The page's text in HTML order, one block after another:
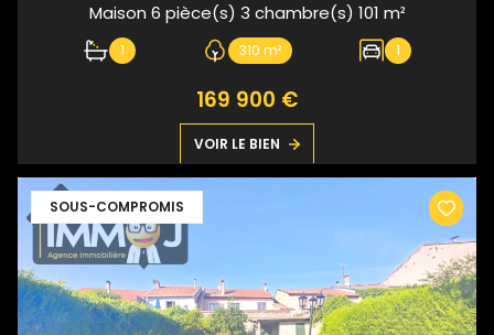
Maison 6 pièce(s) 3 chambre(s) 101 m²
1 310 m² 1
169 900 €
VOIR LE BIEN
SOUS-COMPROMIS